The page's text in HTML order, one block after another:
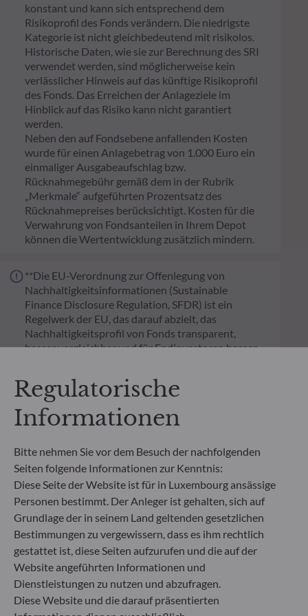
konstant und kann sich entsprechend dem
Risikoprofil des Fonds verändern. Die niedrigste
Kategorie ist nicht gleichbedeutend mit risikolos.
Historische Daten, wie sie zur Berechnung des SRI
verwendet werden, sind möglicherweise kein
verlässlicher Hinweis auf das künftige Risikoprofil
des Fonds. Das Erreichen der Anlageziele im
Hinblick auf das Risiko kann nicht garantiert
werden.
Neben den auf Fondsebene anfallenden Kosten
wurde für einen Anlagebetrag von 1.000 Euro ein
einmaliger Ausgabeaufschlag bzw.
Rücknahmegebühr gemäß dem in der Rubrik
„Merkmale“ aufgeführten Prozentsatz des
Rücknahmepreises berücksichtigt. Kosten für die
Verwahrung von Fondsanteilen in Ihrem Depot
können die Wertentwicklung zusätzlich mindern.
**Die EU-Verordnung zur Offenlegung von
Nachhaltigkeitsinformationen (Sustainable
Finance Disclosure Regulation, SFDR) ist ein
Regelwerk der EU, das darauf abzielt, das
Nachhaltigkeitsprofil von Fonds transparent,
besser vergleichbar und für Endinvestoren besser
Artikel 6: Das Fondsmanagementteam
berücksichtigt bei der Anlageentscheidung keine
Nachhaltigkeitsrisiken oder nachteiligen
Auswirkungen von Anlageentscheidungen auf
Artikel 8: Das Fondsmanagementteam adressiert
Nachhaltigkeitsrisiken, indem es ESG-Kriterien
(Umwelt und/oder Soziales und/oder Governance)
in den Anlageentscheidungsprozess einbezieht.
Artikel 9: Das Fondsmanagementteam verfolgt ein
striktes nachhaltiges Anlageziel, das wesentlich zu
den Herausforderungen des ökologischen
Übergangs beiträgt, und adressiert
Nachhaltigkeitsrisiken durch Ratings, die vom
externen ESG-Datenanbieter der
Verwaltungsgesellschaft bereitgestellt werden.
Regulatorische
Informationen
Bitte nehmen Sie vor dem Besuch der nachfolgenden
Seiten folgende Informationen zur Kenntnis:
Diese Seite der Website ist für in Luxembourg ansässige
Personen bestimmt. Der Anleger ist gehalten, sich auf
Grundlage der in seinem Land geltenden gesetzlichen
Bestimmungen zu vergewissern, dass es ihm rechtlich
gestattet ist, diese Seiten aufzurufen und die auf der
Website angeführten Informationen und
Dienstleistungen zu nutzen und abzufragen.
Diese Website und die darauf präsentierten